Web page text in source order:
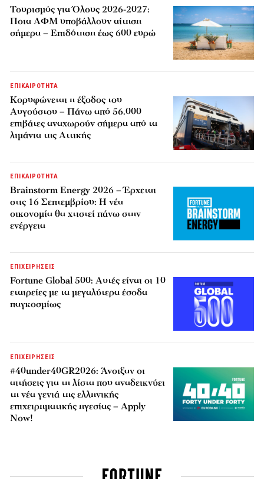
Τουρισμός για Όλους 2026-2027:
Ποια ΑΦΜ υποβάλλουν αίτηση
σήμερα – Επιδότηση έως 600 ευρώ
ΕΠΙΚΑΙΡΟΤΗΤΑ
Κορυφώνεται η έξοδος του
Αυγούστου – Πάνω από 56.000
επιβάτες αναχωρούν σήμερα από τα
λιμάνια της Αττικής
ΕΠΙΚΑΙΡΟΤΗΤΑ
Brainstorm Energy 2026 – Έρχεται
στις 16 Σεπτεμβρίου: Η νέα
οικονομία θα χτιστεί πάνω στην
ενέργεια
ΕΠΙΧΕΙΡΗΣΕΙΣ
Fortune Global 500: Αυτές είναι οι 10
εταιρείες με τα μεγαλύτερα έσοδα
παγκοσμίως
ΕΠΙΧΕΙΡΗΣΕΙΣ
#40under40GR2026: Άνοιξαν οι
αιτήσεις για τη λίστα που αναδεικνύει
τη νέα γενιά της ελληνικής
επιχειρηματικής ηγεσίας – Apply
Now!